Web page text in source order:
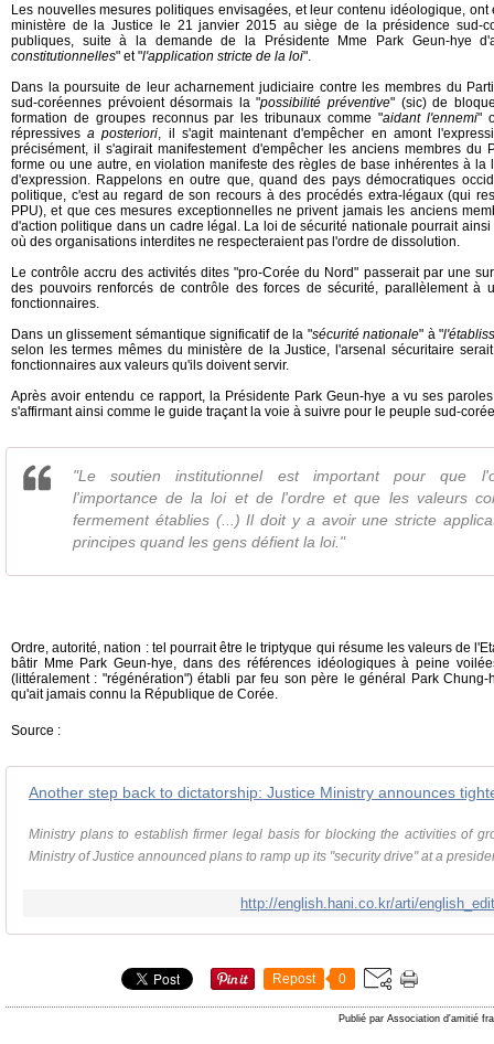
Les nouvelles mesures politiques envisagées, et leur contenu idéologique,
ministère de la Justice le 21 janvier 2015 au siège de la présidence sud-
publiques, suite à la demande de la Présidente Mme Park Geun-hye
constitutionnelles" et "l'application stricte de la loi".
Dans la poursuite de leur acharnement judiciaire contre les membres du
sud-coréennes prévoient désormais la "possibilité préventive" (sic) de
formation de groupes reconnus par les tribunaux comme "aidant l'ennemi"
répressivesa posteriori , il s'agit maintenant d'empêcher en amont
précisément, il s'agirait manifestement d'empêcher les anciens membres du
forme ou une autre, en violation manifeste des règles de base inhérentes à la
d'expression. Rappelons en outre que, quand des pays démocratiques
politique, c'est au regard de son recours à des procédés extra-légaux (qui
PPU), et que ces mesures exceptionnelles ne privent jamais les anciens
d'action politique dans un cadre légal. La loi de sécurité nationale pourrait
où des organisations interdites ne respecteraient pas l'ordre de dissolution.
Le contrôle accru des activités dites "pro-Corée du Nord" passerait par une
des pouvoirs renforcés de contrôle des forces de sécurité, parallèlement à
fonctionnaires.
Dans un glissement sémantique significatif de la "sécurité nationale" à "
selon les termes mêmes du ministère de la Justice, l'arsenal sécuritaire
fonctionnaires aux valeurs qu'ils doivent servir.
Après avoir entendu ce rapport, la Présidente Park Geun-hye a vu ses
s'affirmant ainsi comme le guide traçant la voie à suivre pour le peuple sud-
"Le soutien institutionnel est important pour que
l'importance de la loi et de l'ordre et que les valeurs
fermement établies (...) Il doit y a avoir une stricte
principes quand les gens défient la loi."
Ordre, autorité, nation : tel pourrait être le triptyque qui résume les valeurs de
bâtir Mme Park Geun-hye, dans des références idéologiques à peine
(littéralement : "régénération") établi par feu son père le général Park
qu'ait jamais connu la République de Corée.
Source :
Another step back to dictatorship: Justice Ministry announces
Ministry plans to establish firmer legal basis for blocking the activities of
Ministry of Justice announced plans to ramp up its "security drive" at a
http://english.hani.co.kr/arti/
Repost 0
Publié par Association d'amitié